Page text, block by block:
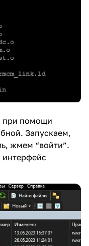
при помощи
Запускаем,
жмем “войти”.